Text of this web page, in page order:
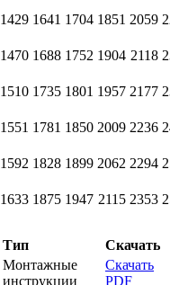
1429 1641 1704 1851 2059
1470 1688 1752 1904 2118
1510 1735 1801 1957 2177
1551 1781 1850 2009 2236
1592 1828 1899 2062 2294
1633 1875 1947 2115 2353
Тип
Скачать
Монтажные
инструкции
Скачать
PDF